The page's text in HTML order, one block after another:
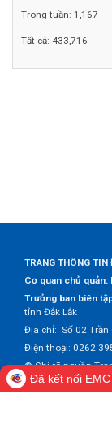
Trong tuần: 1,167
Tất cả: 433,716
TRANG THÔNG
Cơ quan chủ
Trưởng ban biên
tỉnh Đắk Lắk
Địa chỉ: Số 02 Trần
Điện thoại: 0262
© Ghi rõ nguồn
Đắk Lắk khi trích
Đã kết nối EMC